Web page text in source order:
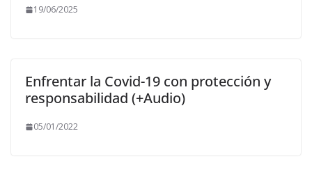
19/06/2025
Enfrentar la Covid-19 con protección y
responsabilidad (+Audio)
05/01/2022